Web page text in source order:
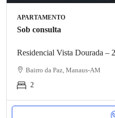
APARTAMENTO
Sob consulta
Residencial Vista Dourada –
Bairro da Paz, Manaus-AM
2